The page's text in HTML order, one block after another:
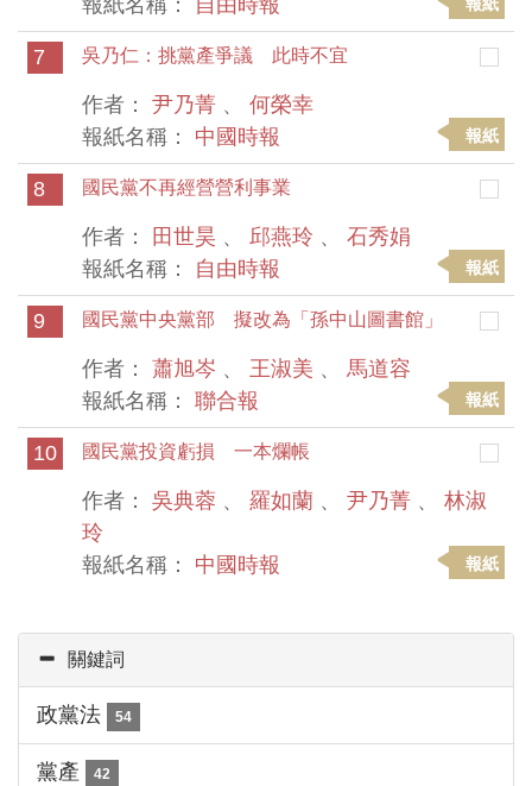
報紙名稱： 自由時報 報紙
7 吳乃仁：挑黨產爭議 此時不宜
作者： 尹乃菁 、 何榮幸
報紙名稱： 中國時報 報紙
8 國民黨不再經營營利事業
作者： 田世昊 、 邱燕玲 、 石秀娟
報紙名稱： 自由時報 報紙
9 國民黨中央黨部 擬改為「孫中山圖書館」
作者： 蕭旭岑 、 王淑美 、 馬道容
報紙名稱： 聯合報 報紙
10 國民黨投資虧損 一本爛帳
作者： 吳典蓉 、 羅如蘭 、 尹乃菁 、 林淑
玲
報紙名稱： 中國時報 報紙
關鍵詞
政黨法 54
黨產 42